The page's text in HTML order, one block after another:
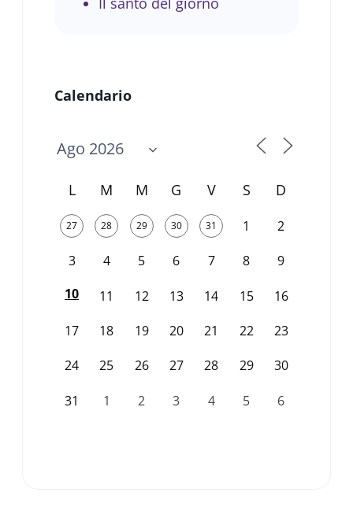
Calendario
L M M G V S D
27 28 29 30 31 1 2
3 4 5 6 7 8
9
10
11 12 13 14 15 16
17 18 19 20 21 22 23
24 25 26 27 28 29 30
31 1 2 3 4 5 6